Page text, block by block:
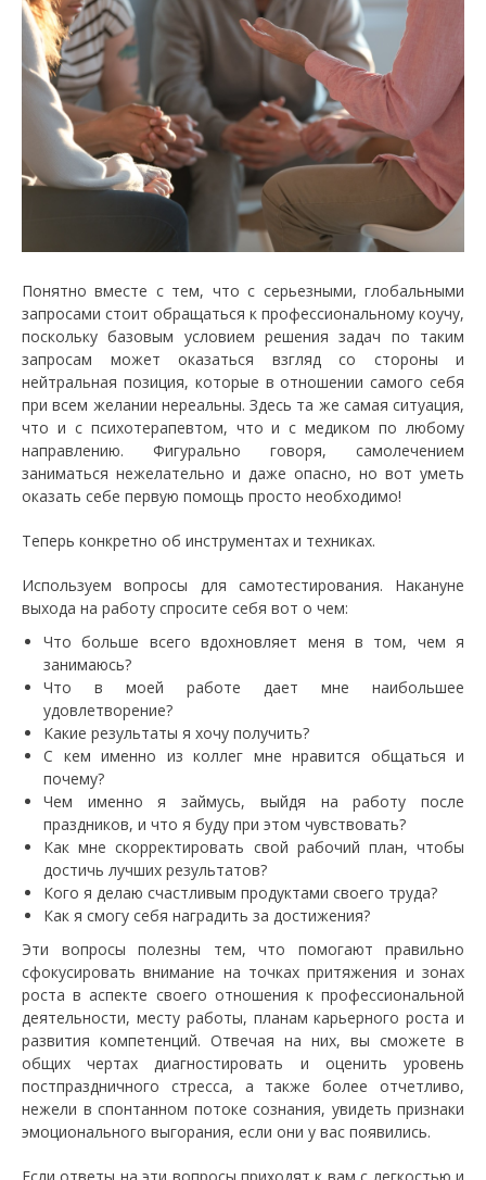
Понятно вместе с тем, что с серьезными, глобальными
запросами стоит обращаться к профессиональному коучу,
поскольку базовым условием решения задач по таким
запросам может оказаться взгляд со стороны и
нейтральная позиция, которые в отношении самого себя
при всем желании нереальны. Здесь та же самая ситуация,
что и с психотерапевтом, что и с медиком по любому
направлению. Фигурально говоря, самолечением
заниматься нежелательно и даже опасно, но вот уметь
оказать себе первую помощь просто необходимо!
Теперь конкретно об инструментах и техниках.
Используем вопросы для самотестирования. Накануне
выхода на работу спросите себя вот о чем:
Что больше всего вдохновляет меня в том, чем я
занимаюсь?
Что в моей работе дает мне наибольшее
удовлетворение?
Какие результаты я хочу получить?
С кем именно из коллег мне нравится общаться и
почему?
Чем именно я займусь, выйдя на работу после
праздников, и что я буду при этом чувствовать?
Как мне скорректировать свой рабочий план, чтобы
достичь лучших результатов?
Кого я делаю счастливым продуктами своего труда?
Как я смогу себя наградить за достижения?
Эти вопросы полезны тем, что помогают правильно
сфокусировать внимание на точках притяжения и зонах
роста в аспекте своего отношения к профессиональной
деятельности, месту работы, планам карьерного роста и
развития компетенций. Отвечая на них, вы сможете в
общих чертах диагностировать и оценить уровень
постпраздничного стресса, а также более отчетливо,
нежели в спонтанном потоке сознания, увидеть признаки
эмоционального выгорания, если они у вас появились.